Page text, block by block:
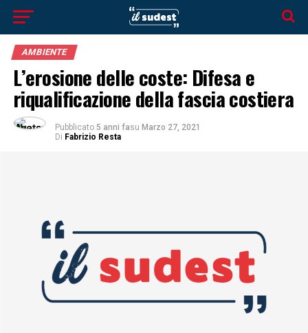
AMBIENTE
L’erosione delle coste: Difesa e
riqualificazione della fascia costiera
Pubblicato 5 anni fasu Marzo 27, 2021
Di Fabrizio Resta